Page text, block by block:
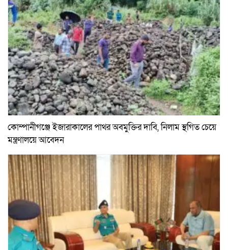
কোম্পানীগঞ্জে ইজারাকালের পাথর অবমুক্তির দাবি, নিলাম স্থগিত চেয়ে
মন্ত্রণালয়ে আবেদন